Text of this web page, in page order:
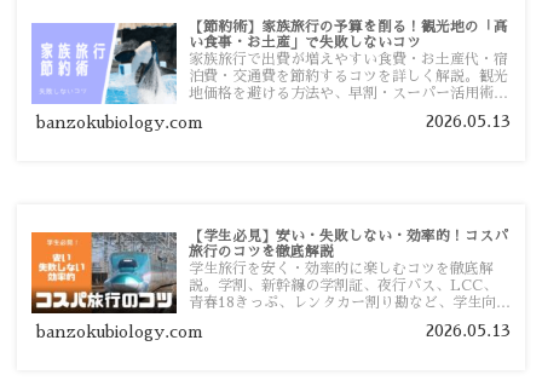
【節約術】家族旅行の予算を削る！観光地の「高
い食事・お土産」で失敗しないコツ
家族旅行で出費が増えやすい食費・お土産代・宿
泊費・交通費を節約するコツを詳しく解説。観光
地価格を避ける方法や、早割・スーパー活用術、
banzokubiology.com 2026.05.13
【学生必見】安い・失敗しない・効率的！コスパ
旅行のコツを徹底解説
学生旅行を安く・効率的に楽しむコツを徹底解
説。学割、新幹線の学割証、夜行バス、LCC、
青春18きっぷ、レンタカー割り勘など、学生向け
banzokubiology.com 2026.05.13